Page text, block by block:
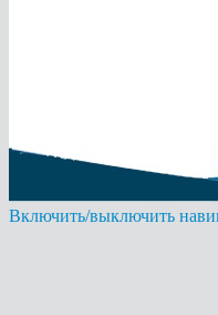
Включить/выключить